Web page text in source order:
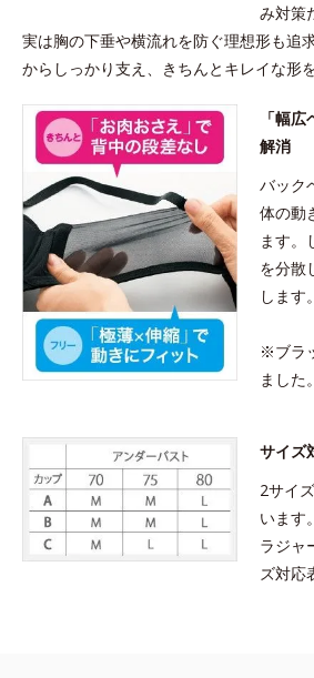
み対策
実は胸の下垂や横流れを防ぐ理想形も追
からしっかり支え、きちんとキレイな形
「幅
解消
バック
体の動
ます。
を分散
します。
※ブラ
ました。
サイズ
2サイ
います
ラジャ
ズ対応